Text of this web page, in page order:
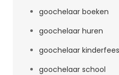
goochelaar boeken
goochelaar huren
goochelaar
goochelaar school